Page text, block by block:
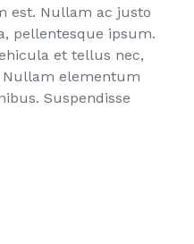
est. Nullam ac justo
pellentesque ipsum.
et tellus nec,
elementum
Suspendisse